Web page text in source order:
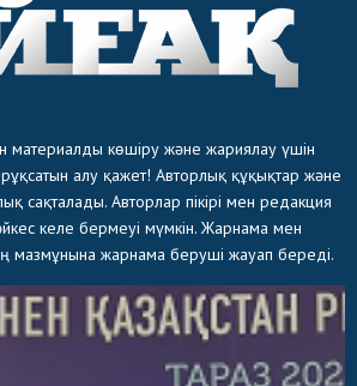
материалды көшіру және жариялау үшін
алу қажет! Авторлық құқықтар және
сақталады. Авторлар пікірі мен редакция
келе бермеуі мүмкін. Жарнама мен
мазмұнына жарнама беруші жауап береді.